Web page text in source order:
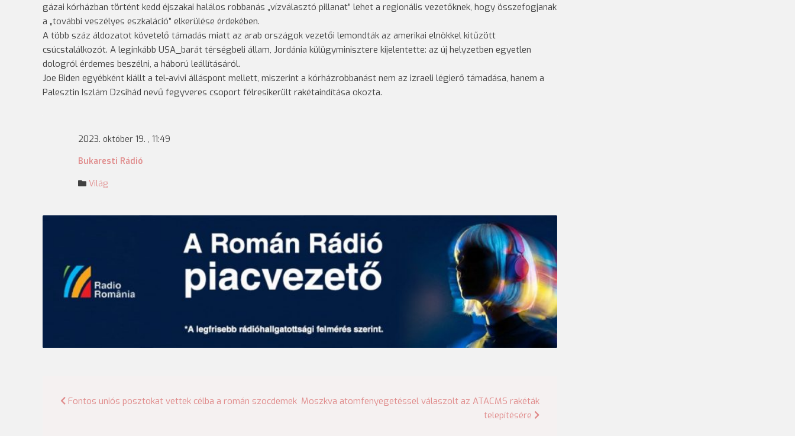
gázai kórházban történt kedd éjszakai halálos robbanás „vízválasztó pillanat” lehet a regionális vezetőknek, hogy összefogjanak
a „további veszélyes eszkaláció” elkerülése érdekében.
A több száz áldozatot követelő támadás miatt az arab országok vezetői lemondták az amerikai elnökkel kitűzött
csúcstalálkozót. A leginkább USA_barát térségbeli állam, Jordánia külügyminisztere kijelentette: az új helyzetben egyetlen
dologról érdemes beszélni, a háború leállításáról.
Joe Biden egyébként kiállt a tel-avivi álláspont mellett, miszerint a kórházrobbanást nem az izraeli légierő támadása, hanem a
Palesztin Iszlám Dzsihád nevű fegyveres csoport félresikerült rakétaindítása okozta.
2023. október 19. , 11:49
Bukaresti Rádió
Világ
Bejegyzés
Fontos uniós posztokat vettek célba a román szocdemek Moszkva atomfenyegetéssel válaszolt az ATACMS rakéták
telepítésére